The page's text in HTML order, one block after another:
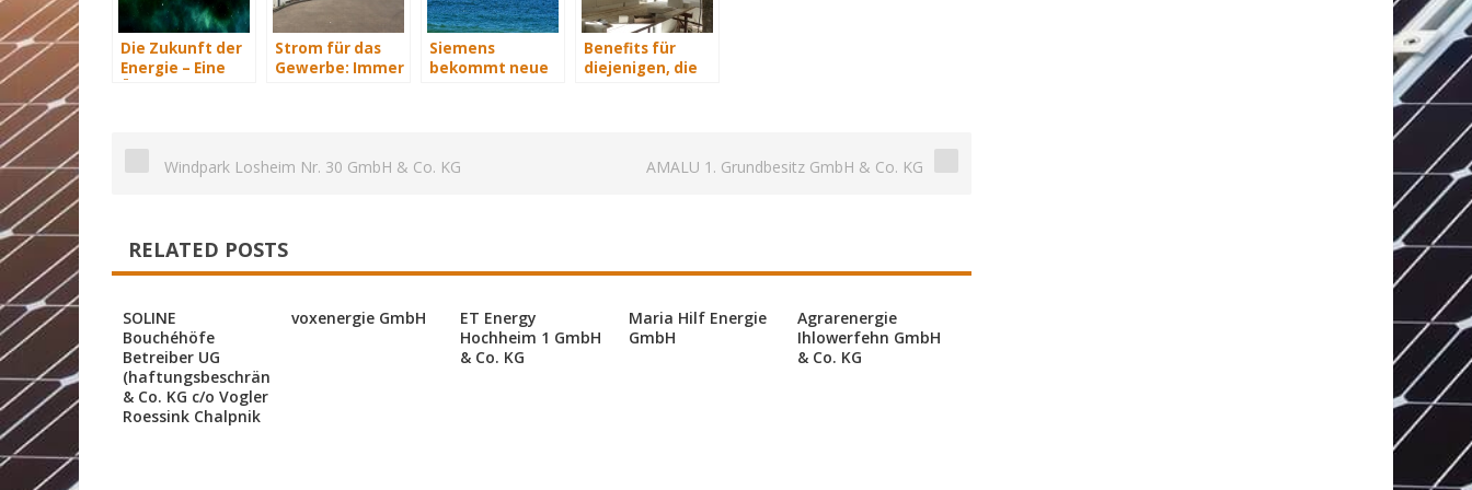
Die Zukunft der
Energie – Eine
Strom für das
Gewerbe: Immer
Siemens
bekommt neue
Benefits für
diejenigen, die
Windpark Losheim Nr. 30 GmbH & Co. KG AMALU 1. Grundbesitz GmbH & Co. KG
RELATED POSTS
SOLINE
Bouchéhöfe
Betreiber UG
(haftungsbeschränkt)
& Co. KG c/o Vogler
Roessink Chalpnik
voxenergie GmbH
ET Energy
Hochheim 1 GmbH
& Co. KG
Maria Hilf Energie
GmbH
Agrarenergie
Ihlowerfehn GmbH
& Co. KG